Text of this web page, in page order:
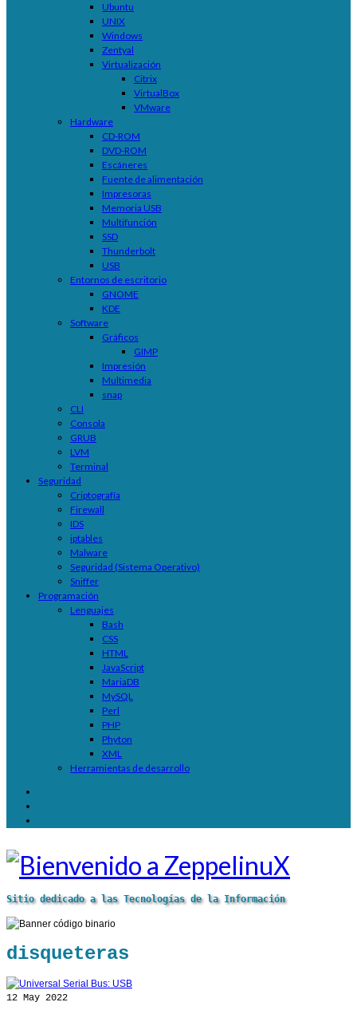
Ubuntu
UNIX
Windows
Zentyal
Virtualización
Citrix
VirtualBox
VMware
Hardware
CD-ROM
DVD-ROM
Escáneres
Fuente de alimentación
Impresoras
Memoria USB
Multifunción
SSD
Thunderbolt
USB
Entornos de escritorio
GNOME
KDE
Software
Gráficos
GIMP
Impresión
Multimedia
snap
CLI
Consola
GRUB
LVM
Terminal
Seguridad
Criptografía
Firewall
IDS
iptables
Malware
Seguridad (Sistema Operativo)
Sniffer
Programación
Lenguajes
Bash
CSS
HTML
JavaScript
MariaDB
MySQL
Perl
PHP
Phyton
XML
Herramientas de desarrollo
Sitio dedicado a las Tecnologías de la Información
disqueteras
12 May 2022